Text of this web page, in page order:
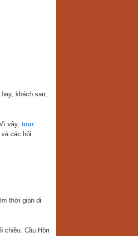
khách sạn,
vậy, tour
các hội
thời gian di
chiều. Cầu Hôn